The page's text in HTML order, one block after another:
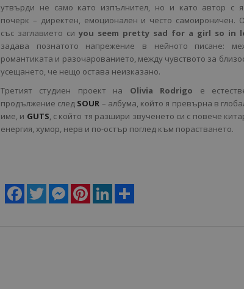
утвърди не само като изпълнител, но и като автор с
почерк – директен, емоционален и често самоироничен.
със заглавието си you seem pretty sad for a girl so in
задава познатото напрежение в нейното писане:
романтиката и разочарованието, между чувството за
усещането, че нещо остава неизказано.
Третият студиен проект на Olivia Rodrigo е
продължение след SOUR – албума, който я превърна в
име, и GUTS, с който тя разшири звученето си с повече
енергия, хумор, нерв и по-остър поглед към порастването.
Facebook
Twitter MessengerPinterestLinkedIn